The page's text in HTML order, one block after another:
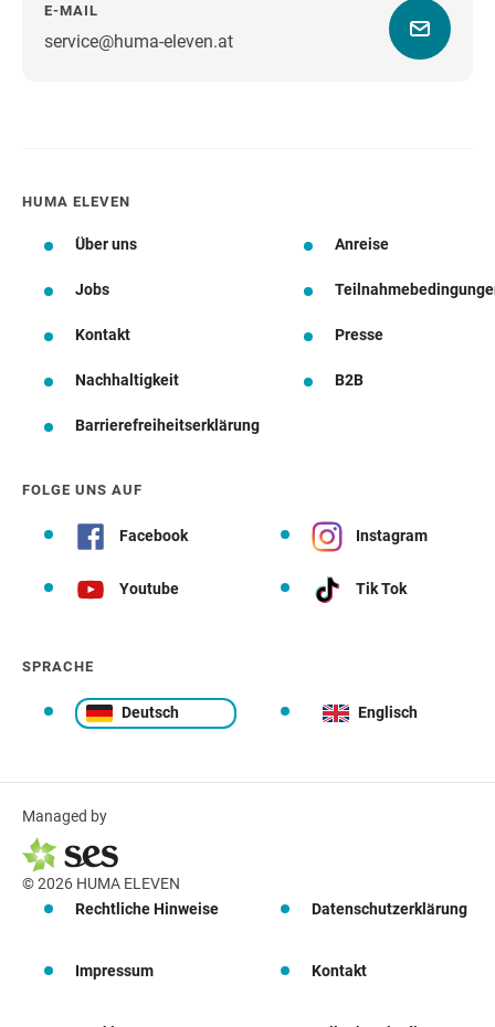
E-MAIL
service@huma-eleven.atWegbeschreibung
HUMA ELEVEN
Über uns Anreise
Jobs
Kontakt Presse
Nachhaltigkeit B2B
Barrierefreiheitserklärung
FOLGE UNS AUF
Facebook Instagram
Youtube Tik Tok
SPRACHE
Deutsch Englisch
Managed by
© 2026 HUMA ELEVEN
Rechtliche Hinweise
Datenschutzerklärung
Impressum Kontakt